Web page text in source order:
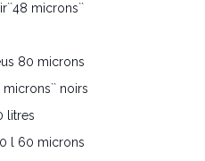
microns``
80 microns
noirs
litres
l 60 microns